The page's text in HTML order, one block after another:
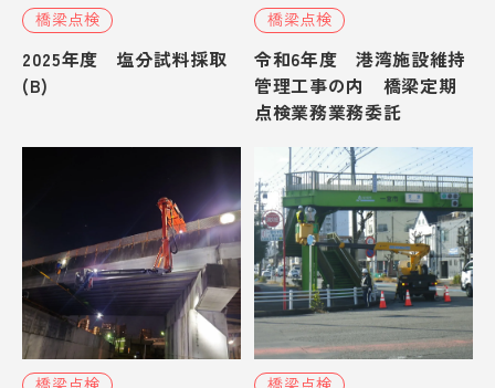
橋梁点検
2025年度 塩分試料採取
(B)
橋梁点検
令和6年度 港湾施設維持
管理工事の内 橋梁定期
点検業務業務委託